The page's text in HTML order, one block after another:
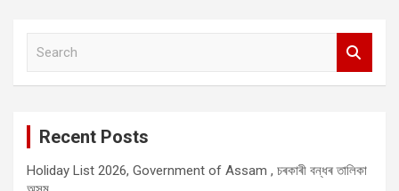
Recent Posts
Holiday List 2026, Government of Assam , চৰকাৰী বন্ধৰ তালিকা